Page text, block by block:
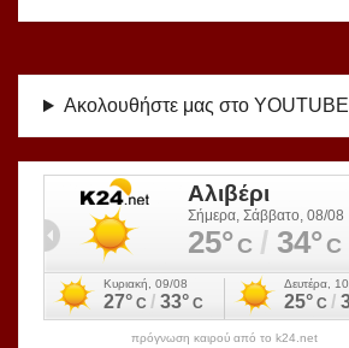
Ακολουθήστε μας στο YOUTUBE
πρόγνωση καιρού από το k24.net